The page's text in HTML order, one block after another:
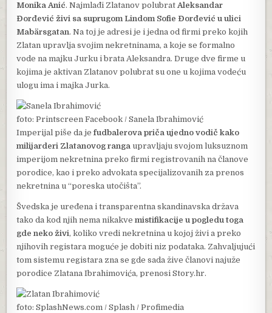
Monika Anić. Najmlađi Zlatanov polubratAleksandar
Đorđević živi sa suprugom Lindom Sofie Đorđević u ulici
Mabärsgatan. Na toj je adresi je i jedna od firmi preko kojih
Zlatan upravlja svojim nekretninama, a koje se formalno
vode na majku Jurku i brata Aleksandra. Druge dve firme u
kojima je aktivan Zlatanov polubrat su one u kojima vodeću
ulogu ima i majka Jurka.
foto: Printscreen Facebook / Sanela Ibrahimović
Imperijal piše da jefudbalerova priča ujedno vodič kako
milijarderi Zlatanovog ranga upravljaju svojom luksuznom
imperijom nekretnina preko firmi registrovanih na članove
porodice, kao i preko advokata specijalizovanih za prenos
nekretnina u “poreska utočišta”.
Švedska je uređena i transparentna skandinavska država
tako da kod njih nema nikakvemistifikacije u pogledu toga
gde neko živi, koliko vredi nekretnina u kojoj živi a preko
njihovih registara moguće je dobiti niz podataka. Zahvaljujući
tom sistemu registara zna se gde sada žive članovi najuže
porodice Zlatana Ibrahimovića, prenosi Story.hr.
foto: SplashNews.com / Splash / Profimedia